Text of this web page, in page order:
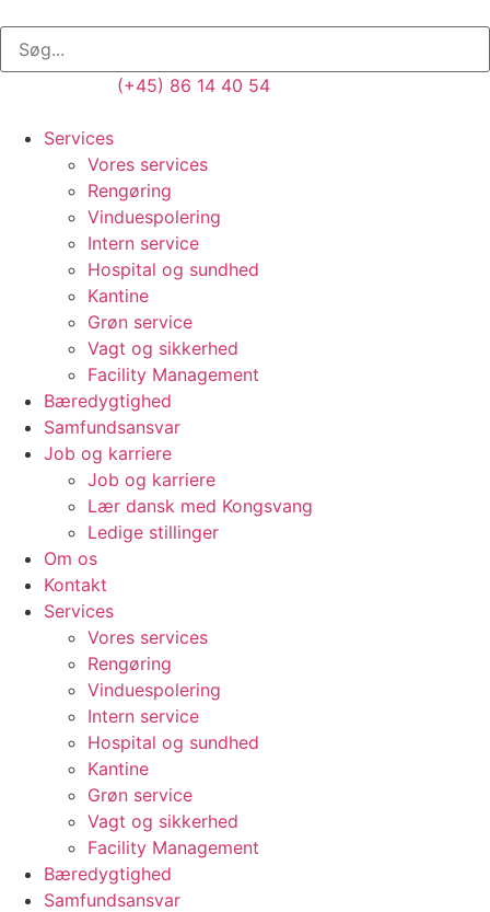
(+45) 86 14 40 54
Services
Vores services
Rengøring
Vinduespolering
Intern service
Hospital og sundhed
Kantine
Grøn service
Vagt og sikkerhed
Facility Management
Bæredygtighed
Samfundsansvar
Job og karriere
Job og karriere
Lær dansk med Kongsvang
Ledige stillinger
Om os
Kontakt
Services
Vores services
Rengøring
Vinduespolering
Intern service
Hospital og sundhed
Kantine
Grøn service
Vagt og sikkerhed
Facility Management
Bæredygtighed
Samfundsansvar